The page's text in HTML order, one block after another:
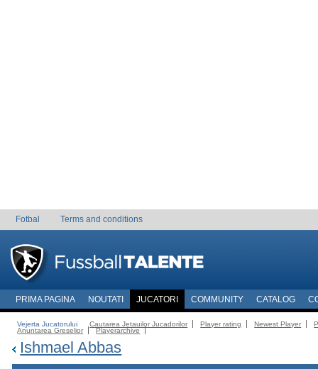
Fotbal Terms and conditions
PRIMA PAGINA NOUTATI JUCATORI COMMUNITY CATALOG
Vejerta Jucatorului Cautarea Jetauilor Jucadorilor Player rating Newest Player
Anuntarea Greselior
Playerarchive
Ishmael Abbas